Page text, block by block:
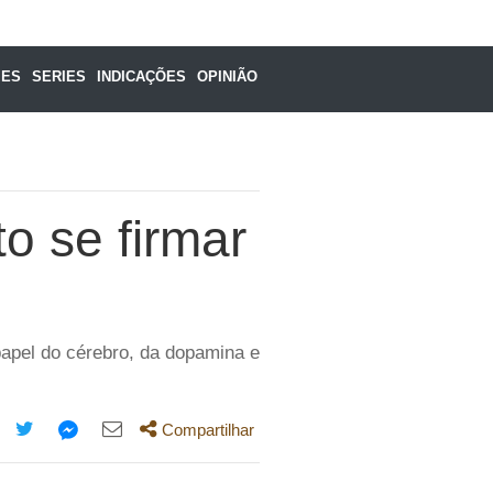
SERIES INDICAÇÕES OPINIÃO
se firmar
do cérebro, da dopamina e
Compartilhe
Compartilhe
Compartilhe
Compartilhar